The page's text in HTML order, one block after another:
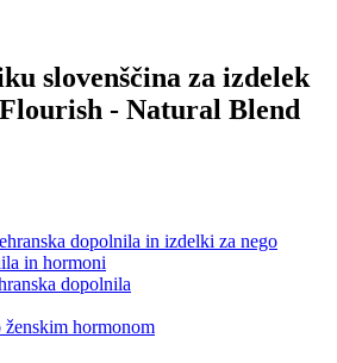
slovenščina za izdelek
- Natural Blend
dopolnila in izdelki za nego
in hormoni
dopolnila
hormonom